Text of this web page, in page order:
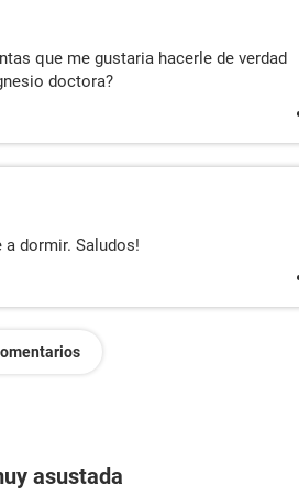
que me gustaria hacerle de verdad
doctora?
dormir. Saludos!
asustada